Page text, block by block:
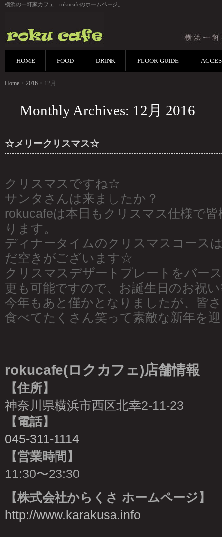
横浜の一軒家カフェ rokucafeのホームページ。
HOME FOOD DRINK FLOOR GUIDE
Home > 2016 > 12月
Monthly Archives: 12月 2016
☆メリークリスマス☆
クリスマスですね☆
サンタさんは来ましたか？
rokucafeは本日もクリスマス仕様で
ります。
ディナータイムのクリスマスコース
だ空きがございます☆
クリスマスデザートプレートをバー
更も可能ですので、お誕生日のお祝
今年もあと僅かとなりましたが、皆
食べてたくさん笑って素敵な新年を
rokucafe(ロクカフェ)店舗情報
【住所】
神奈川県横浜市西区北幸2-11-23
【電話】
045-311-1114
【営業時間】
11:30〜23:30
【株式会社からくさ ホームページ】
http://www.karakusa.info